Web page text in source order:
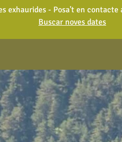
exhaurides - Posa't en contacte
Buscar noves dates